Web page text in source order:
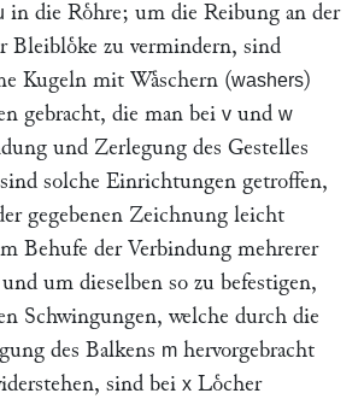
in die Roͤhre; um die Reibung an der
Bleibloͤke zu vermindern, sind
Kugeln mit Waͤschern (washers)
gebracht, die man bei v und w
und Zerlegung des Gestelles
sind solche Einrichtungen getroffen,
gegebenen Zeichnung leicht
Behufe der Verbindung mehrerer
um dieselben so zu befestigen,
Schwingungen, welche durch die
des Balkens m hervorgebracht
sind bei x Loͤcher